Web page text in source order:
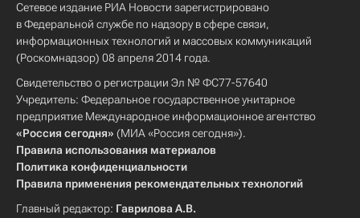
Сетевое издание РИА Новости зарегистрировано
в Федеральной службе по надзору в сфере связи,
информационных технологий и массовых коммуникаций
(Роскомнадзор) 08 апреля 2014 года.
Свидетельство о регистрации Эл № ФС77-57640
Учредитель: Федеральное государственное унитарное
предприятие Международное информационное агентство
«Россия сегодня» (МИА «Россия сегодня»).
Правила использования материалов
Политика конфиденциальности
Правила применения рекомендательных технологий
Главный редактор: Гаврилова А.В.